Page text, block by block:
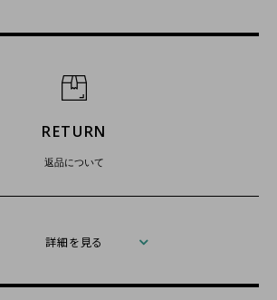
RETURN
返品について
詳細を見る